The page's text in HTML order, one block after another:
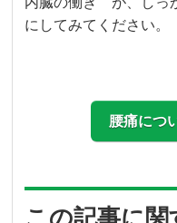
にしてみてください。
腰痛につ
この記事に